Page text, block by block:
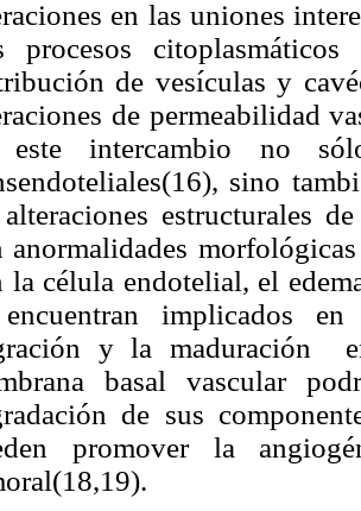
en las uniones
procesos
de vesículas y
de permeabilidad
este intercambio no
sino
estructurales
anormalidades
la célula endotelial, el
implicados
y la maduración
basal vascular
de sus
promover la